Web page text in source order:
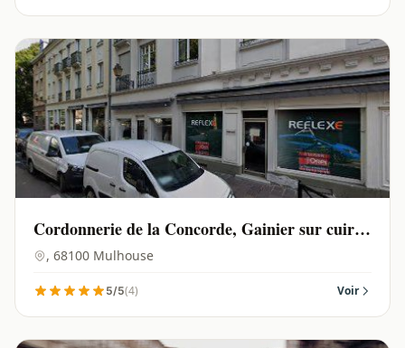
Cordonnerie de la Concorde, Gainier sur cuir,
Gaufrage sur cuir | Mulhouse - 68100
, 68100 Mulhouse
5/5(4) Voir